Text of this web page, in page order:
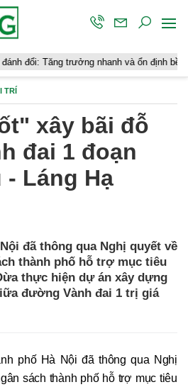
trưởng nhanh và ổn định bền vững
TRÍ
xây bãi đỗ
đai 1 đoạn
- Láng Hạ
đã thông qua Nghị quyết về
thành phố hỗ trợ mục tiêu
thực hiện dự án xây dựng
đường Vành đai 1 trị giá
phố Hà Nội đã thông qua Nghị
sách thành phố hỗ trợ mục tiêu